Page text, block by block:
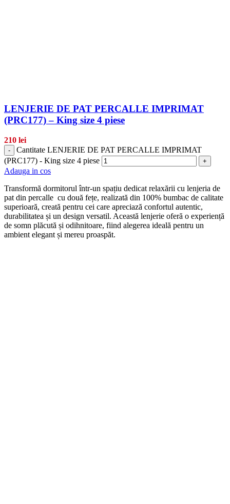
LENJERIE DE PAT PERCALLE IMPRIMAT
(PRC177) – King size 4 piese
210 lei
-
Cantitate LENJERIE DE PAT PERCALLE IMPRIMAT
(PRC177) - King size 4 piese
+
Adauga in cos
Transformă dormitorul într-un spațiu dedicat relaxării cu lenjeria de
pat din percalle cu două fețe, realizată din 100% bumbac de calitate
superioară, creată pentru cei care apreciază confortul autentic,
durabilitatea și un design versatil. Această lenjerie oferă o experiență
de somn plăcută și odihnitoare, fiind alegerea ideală pentru un
ambient elegant și mereu proaspăt.